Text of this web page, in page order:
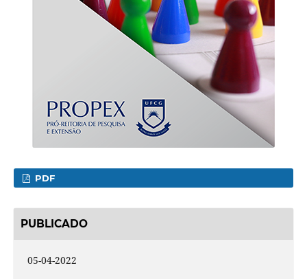
PDF
PUBLICADO
05-04-2022